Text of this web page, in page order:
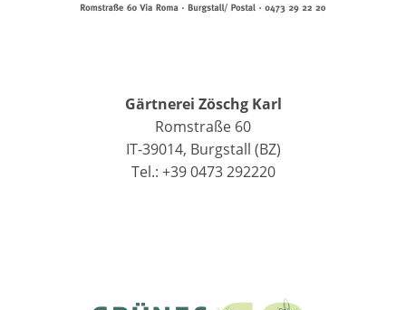
Gärtnerei Zöschg Karl
Romstraße 60
IT-39014, Burgstall (BZ)
Tel.: +39 0473 292220